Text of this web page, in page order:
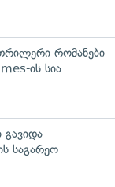
რომანები
ის სია
გავიდა —
საგარეო